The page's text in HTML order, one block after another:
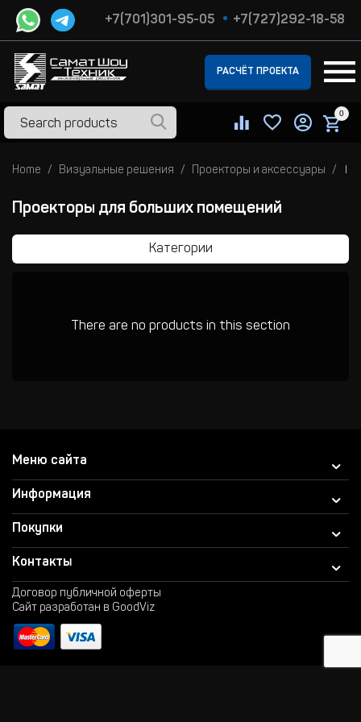
+7(701)301-95-05 +7(727)292-18-58
РАСЧЁТ ПРОЕКТА
0
Home Визуальные решения Проекторы и аксессуары
Проекторы для больших помещений
Категории
There are no products in this section
Меню сайта
Информация
Покупки
Контакты
Договор публичной оферты
Сайт разработан в GoodViz